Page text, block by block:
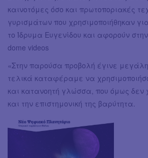
καινοτόμες όσο και πρωτοποριακές
γυρισμάτων που χρησιμοποιήθηκαν
το Ίδρυμα Ευγενίδου και αφορούν
dome videos
«Στην παρούσα προβολή έγινε
τελικά καταφέραμε να
και κατανοητή γλώσσα, που όμως δεν
και την επιστημονική της βαρύτητα.